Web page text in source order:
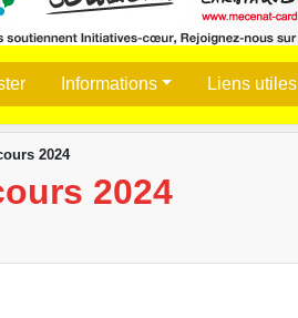
Informations Liens utiles
2024
2024